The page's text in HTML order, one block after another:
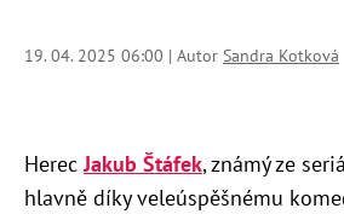
19. 04. 2025 06:00 | Autor Sandra Kotková
HerecJakub Štáfek, známý ze
hlavně díky veleúspěšnému